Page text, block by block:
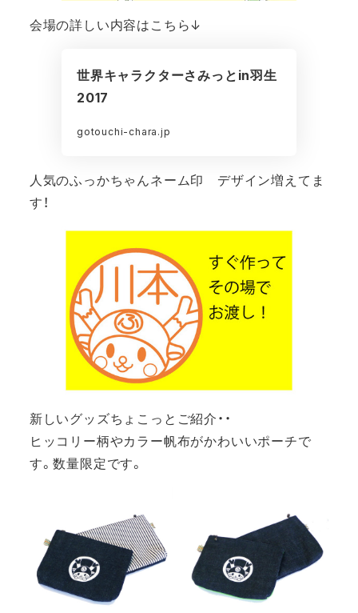
会場の詳しい内容はこちら↓
世界キャラクターさみっとin羽生
2017
gotouchi-chara.jp
人気のふっかちゃんネーム印 デザイン増えてま
す！
新しいグッズちょこっとご紹介・・
ヒッコリー柄やカラー帆布がかわいいポーチで
す。数量限定です。